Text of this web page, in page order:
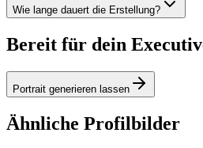
Wie lange dauert die Erstellung?
Bereit für dein
Portrait generieren lassen
Ähnliche Profilbilder